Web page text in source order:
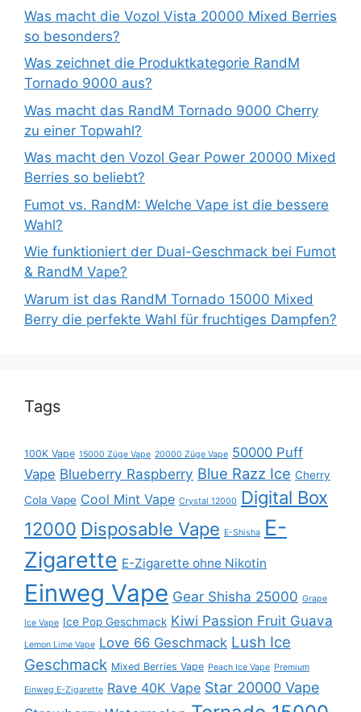
Was macht die Vozol Vista 20000 Mixed Berries
so besonders?
Was zeichnet die Produktkategorie RandM
Tornado 9000 aus?
Was macht das RandM Tornado 9000 Cherry
zu einer Topwahl?
Was macht den Vozol Gear Power 20000 Mixed
Berries so beliebt?
Fumot vs. RandM: Welche Vape ist die bessere
Wahl?
Wie funktioniert der Dual-Geschmack bei Fumot
& RandM Vape?
Warum ist das RandM Tornado 15000 Mixed
Berry die perfekte Wahl für fruchtiges Dampfen?
Tags
100K Vape 15000 Züge Vape 20000 Züge Vape 50000 Puff
Vape Blueberry Raspberry Blue Razz Ice Cherry
Cola Vape Cool Mint Vape Crystal 12000
Digital Box
12000 Disposable Vape E-Shisha E-
Zigarette E-Zigarette ohne Nikotin
Einweg Vape Gear Shisha 25000 Grape
Ice Vape Ice Pop Geschmack Kiwi Passion Fruit Guava
Lemon Lime Vape Love 66 Geschmack Lush Ice
Geschmack Mixed Berries Vape Peach Ice Vape Premium
Einweg E-Zigarette Rave 40K Vape Star 20000 Vape